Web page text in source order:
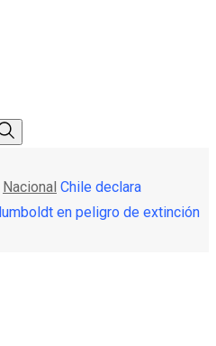
Nacional Chile declara
en peligro de extinción